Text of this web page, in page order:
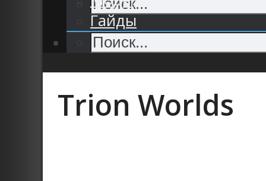
Гайды
Trion Worlds